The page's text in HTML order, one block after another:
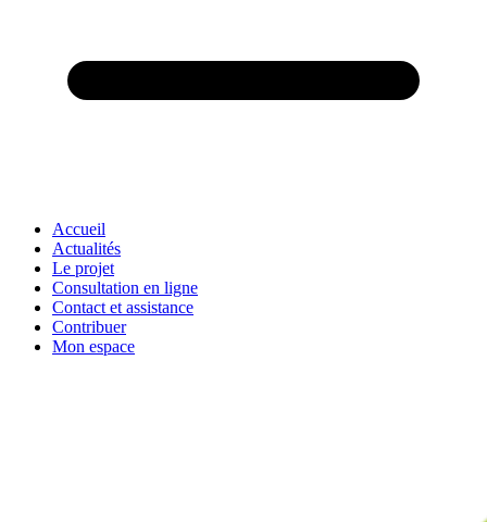
Accueil
Actualités
Le projet
Consultation en ligne
Contact et assistance
Contribuer
Mon espace